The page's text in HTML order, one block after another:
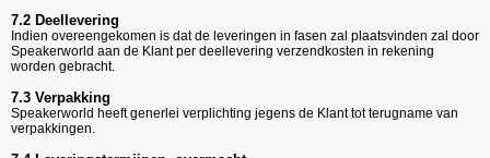
7.2 Deellevering
Indien overeengekomen is dat de leveringen in fasen zal plaatsvinden zal door
Speakerworld aan de Klant per deellevering verzendkosten in rekening
worden gebracht.
7.3 Verpakking
Speakerworld heeft generlei verplichting jegens de Klant tot terugname van
verpakkingen.